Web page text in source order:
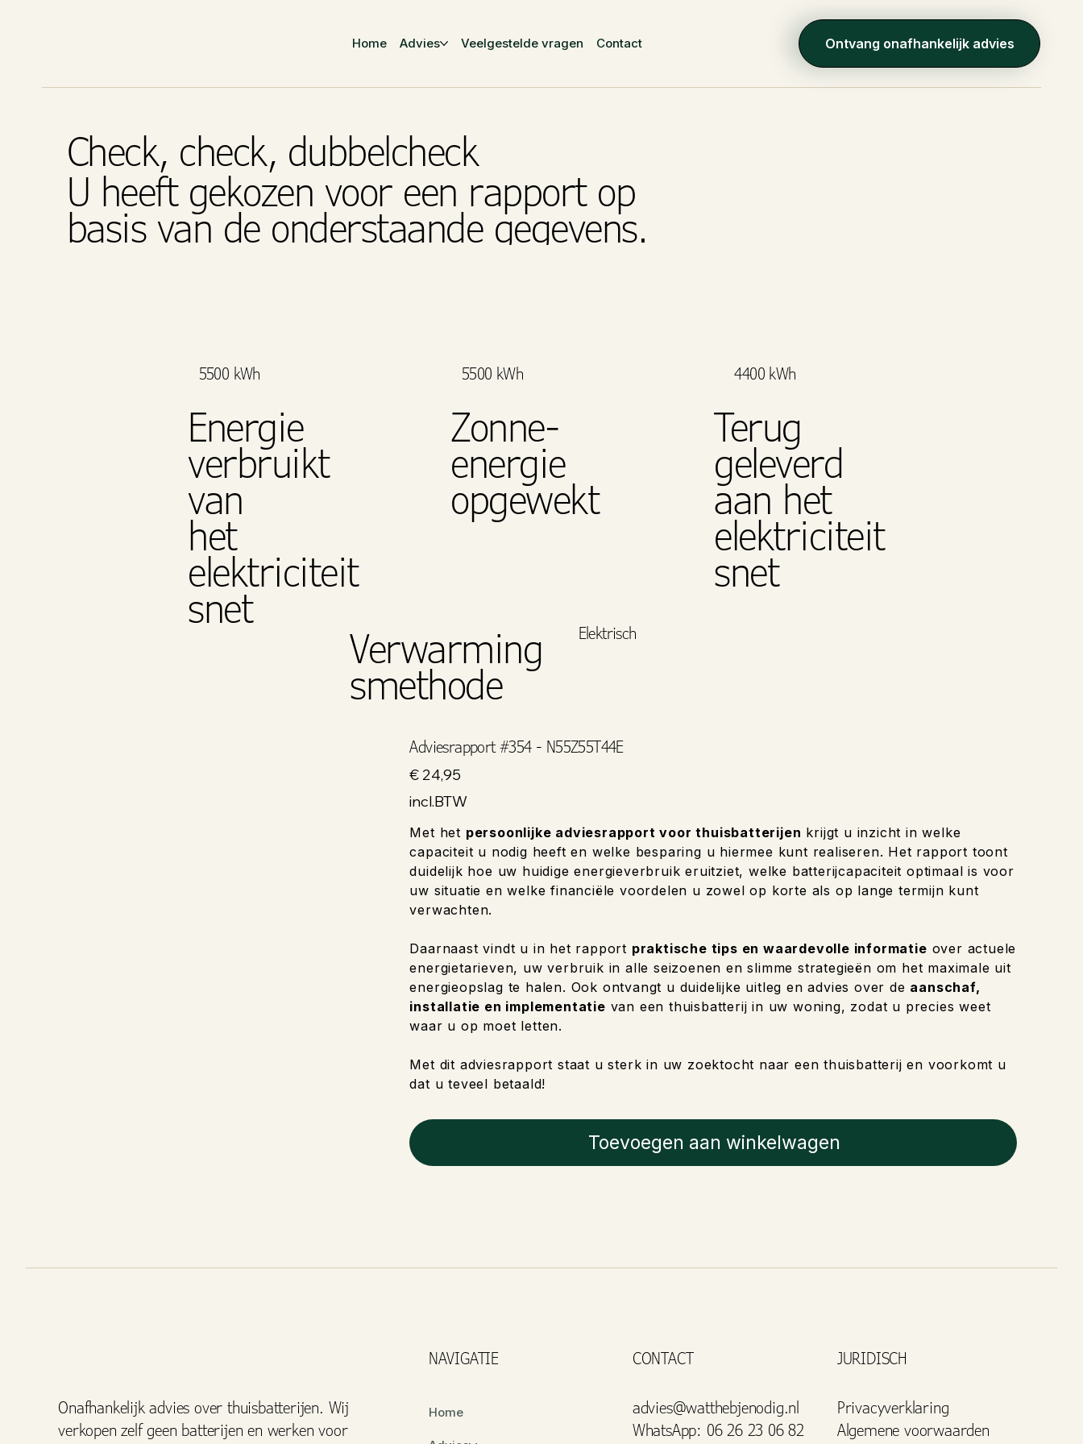
Home Advies Veelgestelde vragen Contact Ontvang onafhankelijk advies
Check, check, dubbelcheck
U heeft gekozen voor een rapport op
basis van de onderstaande gegevens.
5500 kWh
Energie
verbruikt
van
het
elektriciteit
snet
5500 kWh
Zonne-
energie
opgewekt
4400 kWh
Terug
geleverd
aan het
elektriciteit
snet
Verwarming
smethode
Elektrisch
Adviesrapport #354 - N55Z55T44E
Prijs
€ 24,95
incl.BTW
Met het persoonlijke adviesrapport voor thuisbatterijen krijgt u inzicht in welke
capaciteit u nodig heeft en welke besparing u hiermee kunt realiseren. Het rapport toont
duidelijk hoe uw huidige energieverbruik eruitziet, welke batterijcapaciteit optimaal is voor
uw situatie en welke financiële voordelen u zowel op korte als op lange termijn kunt
verwachten.
Daarnaast vindt u in het rapport praktische tips en waardevolle informatie over actuele
energietarieven, uw verbruik in alle seizoenen en slimme strategieën om het maximale uit
energieopslag te halen. Ook ontvangt u duidelijke uitleg en advies over de aanschaf,
installatie en implementatie van een thuisbatterij in uw woning, zodat u precies weet
waar u op moet letten.
Met dit adviesrapport staat u sterk in uw zoektocht naar een thuisbatterij en voorkomt u
dat u teveel betaald!
Toevoegen aan winkelwagen
NAVIGATIE CONTACT JURIDISCH
Onafhankelijk advies over thuisbatterijen. Wij
verkopen zelf geen batterijen en werken voor
Home
advies@watthebjenodig.nl
WhatsApp: 06 26 23 06 82
Privacyverklaring
Algemene voorwaarden